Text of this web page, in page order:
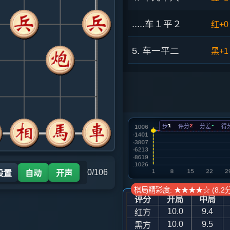
置 自动 开声 0/106
.....车１平２ 红+0
5. 车一平二 黑+1
.....车８进４ 黑+2
7. 炮六进五
.....卒７进１ 黑+6
8. 炮六平九 黑
步1 评分2 分差- 得
棋局精彩度: ★★★★☆ (8.2
评分 开局
中局
红方
10.0
9.4
黑方
10.0 9.5